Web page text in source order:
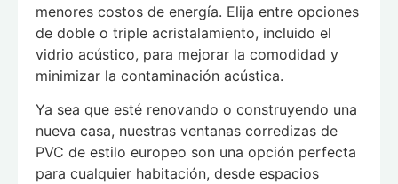
menores costos de energía. Elija entre opciones
de doble o triple acristalamiento, incluido el
vidrio acústico, para mejorar la comodidad y
minimizar la contaminación acústica.
Ya sea que esté renovando o construyendo una
nueva casa, nuestras ventanas corredizas de
PVC de estilo europeo son una opción perfecta
para cualquier habitación, desde espacios